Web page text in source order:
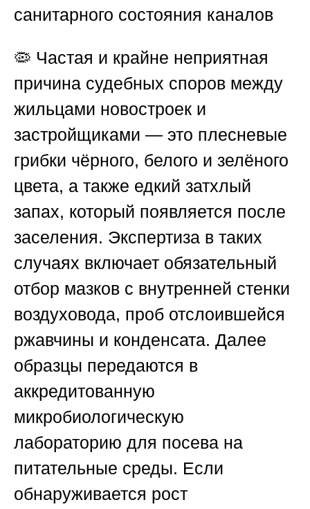
санитарного состояния каналов
🦠 Частая и крайне неприятная
причина судебных споров между
жильцами новостроек и
застройщиками — это плесневые
грибки чёрного, белого и зелёного
цвета, а также едкий затхлый
запах, который появляется после
заселения. Экспертиза в таких
случаях включает обязательный
отбор мазков с внутренней стенки
воздуховода, проб отслоившейся
ржавчины и конденсата. Далее
образцы передаются в
аккредитованную
микробиологическую
лабораторию для посева на
питательные среды. Если
обнаруживается рост